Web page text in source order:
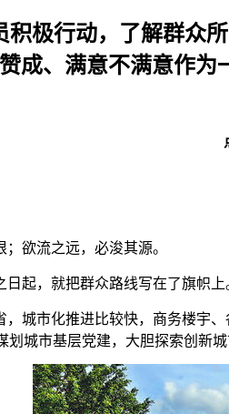
积极行动，了解群众
成、满意不满意作
欲流之远，必浚其源。
日起，就把群众路线写在了旗帜
，城市化推进比较快，商务楼宇
划城市基层党建，大胆探索创新